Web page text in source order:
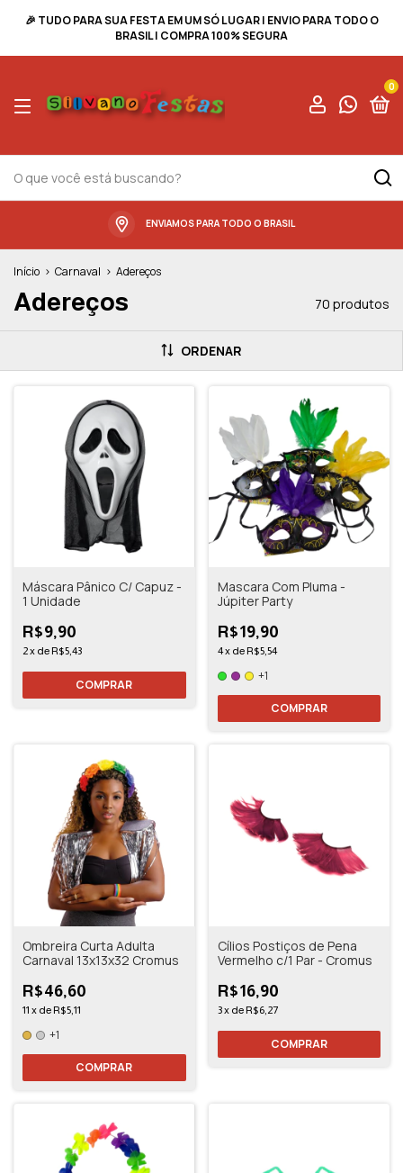
🎉 TUDO PARA SUA FESTA EM UM SÓ LUGAR | ENVIO PARA TODO O
BRASIL | COMPRA 100% SEGURA
0
ENVIAMOS PARA TODO O BRASIL
Início > Carnaval > Adereços
Adereços 70 produtos
ORDENAR
Máscara Pânico C/ Capuz -
1 Unidade
R$9,90
2x de R$5,43
Mascara Com Pluma -
Júpiter Party
R$19,90
4x de R$5,54
+1
COMPRAR
Ombreira Curta Adulta
Carnaval 13x13x32 Cromus
R$46,60
11 x de R$5,11
+1
COMPRAR
Cílios Postiços de Pena
Vermelho c/1 Par - Cromus
R$16,90
3x de R$6,27